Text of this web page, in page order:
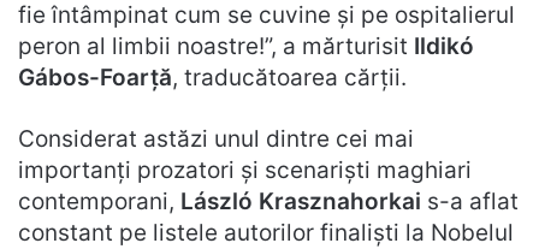
fie întâmpinat cum se cuvine şi pe ospitalierul
peron al limbii noastre!”, a mărturisit Ildikó
Gábos-Foarță, traducătoarea cărții.
Considerat astăzi unul dintre cei mai
importanți prozatori și scenariști maghiari
contemporani, László Krasznahorkai s-a aflat
constant pe listele autorilor finaliști la Nobelul